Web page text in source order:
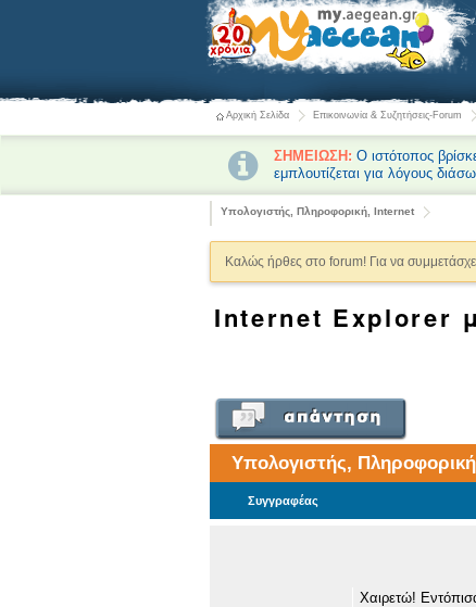
Αρχική Σελίδα Επικοινωνία & Συζητήσεις-Forum
ΣΗΜΕΙΩΣΗ: Ο ιστότοπος
εμπλουτίζεται για λόγους
Υπολογιστής, Πληροφορική, Internet
Καλώς ήρθες στο forum! Για να
Internet Explorer
Υπολογιστής,
Συγγραφέας
Χαιρετώ!